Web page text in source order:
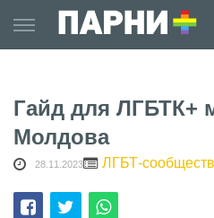
to
content
Гайд для ЛГБТК+
Молдова
28.11.2023 ЛГБТ-